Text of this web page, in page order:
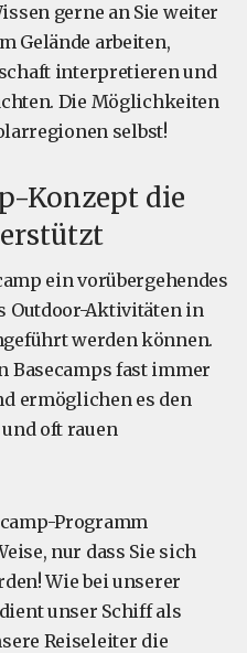
gerne an Sie weiter
Gelände arbeiten,
interpretieren und
Die Möglichkeiten
selbst!
Konzept die
ein vorübergehendes
Outdoor-Aktivitäten in
werden können.
Basecamps fast immer
ermöglichen es den
oft rauen
Programm
nur dass Sie sich
Wie bei unserer
unser Schiff als
Reiseleiter die